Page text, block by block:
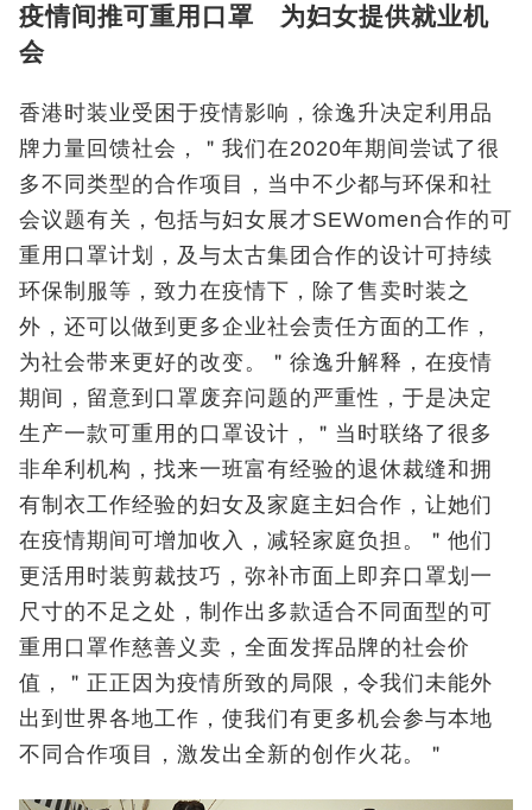
疫情间推可重用口罩 为妇女提供就业机
会
香港时装业受困于疫情影响，徐逸升决定利用品
牌力量回馈社会，＂我们在2020年期间尝试了很
多不同类型的合作项目，当中不少都与环保和社
会议题有关，包括与妇女展才SEWomen合作的可
重用口罩计划，及与太古集团合作的设计可持续
环保制服等，致力在疫情下，除了售卖时装之
外，还可以做到更多企业社会责任方面的工作，
为社会带来更好的改变。＂徐逸升解释，在疫情
期间，留意到口罩废弃问题的严重性，于是决定
生产一款可重用的口罩设计，＂当时联络了很多
非牟利机构，找来一班富有经验的退休裁缝和拥
有制衣工作经验的妇女及家庭主妇合作，让她们
在疫情期间可增加收入，减轻家庭负担。＂他们
更活用时装剪裁技巧，弥补市面上即弃口罩划一
尺寸的不足之处，制作出多款适合不同面型的可
重用口罩作慈善义卖，全面发挥品牌的社会价
值，＂正正因为疫情所致的局限，令我们未能外
出到世界各地工作，使我们有更多机会参与本地
不同合作项目，激发出全新的创作火花。＂